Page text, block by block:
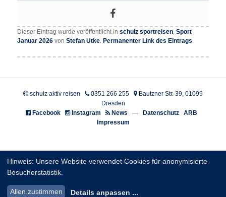
Dieser Eintrag wurde veröffentlicht inschulz sportreisen ,Sport
Januar 2026 vonStefan Utke .Permanenter Link des Eintrags
schulz aktiv reisen 0351 266 255
Bautzner Str. 39, 01099
Dresden
Facebook
Instagram News — Datenschutz
ARB
Impressum
Hinweis: Unsere Website verwendet Cookies für anonymisierte
Besucherstatistik.
Allen zustimmen Details anpassen ...